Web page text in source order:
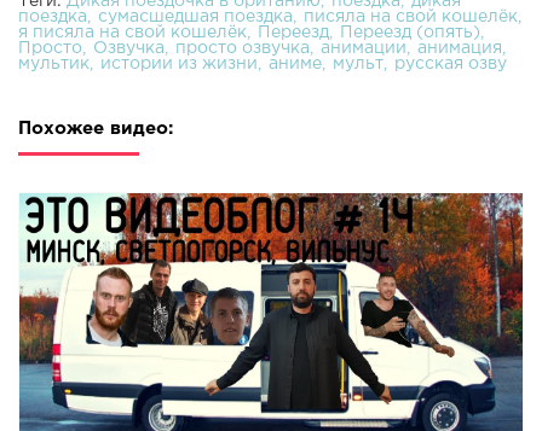
поездка
сумасшедшая поездка
писяла на свой кошелёк
я писяла на свой кошелёк
Переезд
Переезд (опять)
Просто
Озвучка просто озвучка анимации
анимация
мультик
истории из жизни аниме мульт русская озву
Похожее видео: